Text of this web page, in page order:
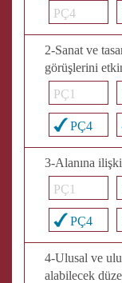
PÇ4
2-Sanat ve
görüşlerini
PÇ1
PÇ4
3-Alanına
PÇ1
PÇ4
4-Ulusal ve
alabilecek